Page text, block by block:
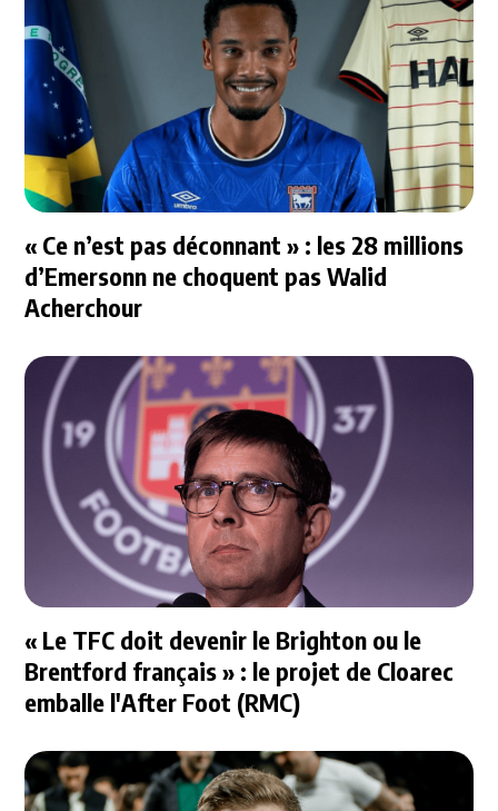
« Ce n’est pas déconnant » : les 28 millions
d’Emersonn ne choquent pas Walid
Acherchour
« Le TFC doit devenir le Brighton ou le
Brentford français » : le projet de Cloarec
emballe l'After Foot (RMC)